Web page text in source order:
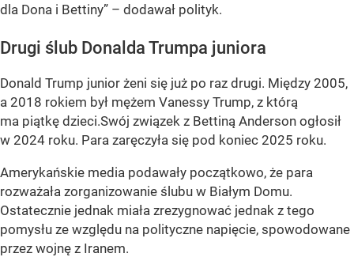
dla Dona i Bettiny” – dodawał polityk.
Drugi ślub Donalda Trumpa juniora
Donald Trump junior żeni się już po raz drugi. Między 2005,
a 2018 rokiem był mężem Vanessy Trump, z którą
ma piątkę dzieci.Swój związek z Bettiną Anderson ogłosił
w 2024 roku. Para zaręczyła się pod koniec 2025 roku.
Amerykańskie media podawały początkowo, że para
rozważała zorganizowanie ślubu w Białym Domu.
Ostatecznie jednak miała zrezygnować jednak z tego
pomysłu ze względu na polityczne napięcie, spowodowane
przez wojnę z Iranem.